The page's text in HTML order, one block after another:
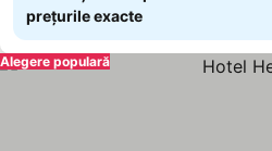
prețurile exacte
Alegere populară